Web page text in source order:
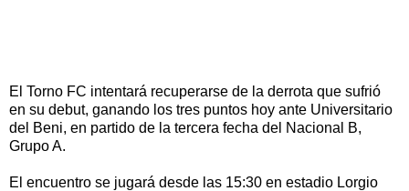
El Torno FC intentará recuperarse de la derrota que sufrió
en su debut, ganando los tres puntos hoy ante Universitario
del Beni, en partido de la tercera fecha del Nacional B,
Grupo A.
El encuentro se jugará desde las 15:30 en estadio Lorgio